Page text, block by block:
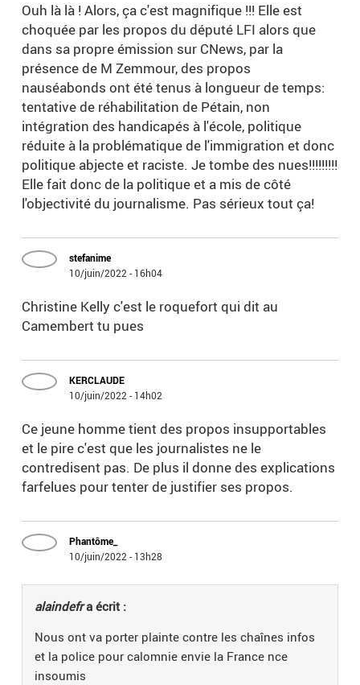
Ouh là là ! Alors, ça c'est magnifique !!! Elle est
choquée par les propos du député LFI alors que
dans sa propre émission sur CNews, par la
présence de M Zemmour, des propos
nauséabonds ont été tenus à longueur de temps:
tentative de réhabilitation de Pétain, non
intégration des handicapés à l'école, politique
réduite à la problématique de l'immigration et donc
politique abjecte et raciste. Je tombe des nues!!!!!!!!!
Elle fait donc de la politique et a mis de côté
l'objectivité du journalisme. Pas sérieux tout ça!
stefanime
10/juin/2022 - 16h04
Christine Kelly c'est le roquefort qui dit au
Camembert tu pues
KERCLAUDE
10/juin/2022 - 14h02
Ce jeune homme tient des propos insupportables
et le pire c'est que les journalistes ne le
contredisent pas. De plus il donne des explications
farfelues pour tenter de justifier ses propos.
Phantôme_
10/juin/2022 - 13h28
alaindefra écrit :
Nous ont va porter plainte contre les chaînes infos
et la police pour calomnie envie la France nce
insoumis